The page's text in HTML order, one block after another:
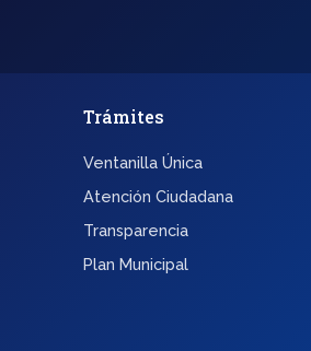
Trámites
Ventanilla Única
Atención Ciudadana
Transparencia
Plan Municipal
↔
Dx